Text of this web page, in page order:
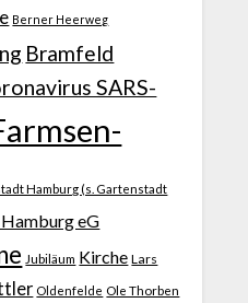
Berner Heerweg
Bramfeld
SARS-
Hamburg (s. Gartenstadt
eG
Jubiläum Kirche Lars
Oldenfelde Ole Thorben